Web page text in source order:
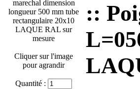
Cliquer sur l'image
pour agrandir
Quantité :
::